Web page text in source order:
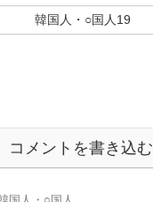
韓国人・○国人19
コメントを書き込む